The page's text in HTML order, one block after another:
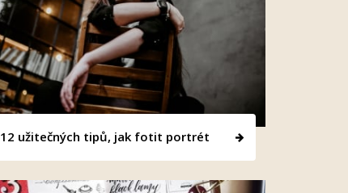
12 užitečných tipů, jak fotit portrét